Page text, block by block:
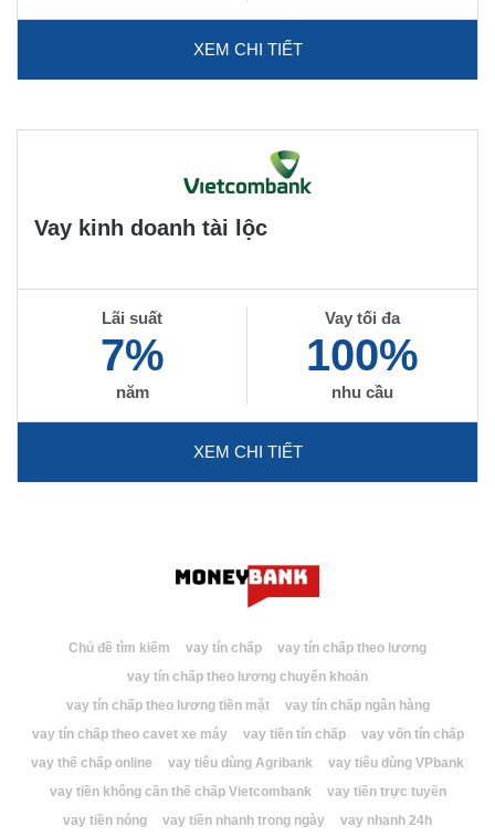
XEM CHI TIẾT
Vay kinh doanh tài lộc
Lãi suất
7%
năm
Vay tối đa
100%
nhu cầu
XEM CHI TIẾT
Chủ đề tìm kiếm vay tín chấp
vay tín chấp theo lương
vay tín chấp theo lương chuyển khoản
vay tín chấp theo lương tiền mặt
vay tín chấp ngân hàng
vay tín chấp theo cavet xe máy
vay tiền tín chấp
vay vốn tín chấp
vay thế chấp online
vay tiêu dùng Agribank
vay tiêu dùng VPbank
vay tiền không cần thế chấp Vietcombank
vay tiền trực tuyến
vay tiền nóng
vay tiền nhanh trong ngày vay nhanh 24h